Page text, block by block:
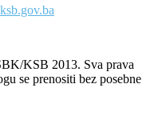
KSB 2013. Sva prava
se prenositi bez posebne